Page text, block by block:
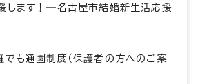
します！―名古屋市結婚新生活応援
でも通園制度（保護者の方へのご案